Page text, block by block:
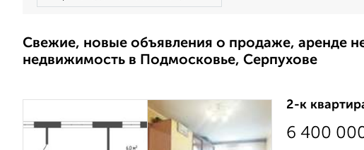
Свежие, новые объявления о продаже, аренде
недвижимость в Подмосковье, Серпухове
2-к
6 400